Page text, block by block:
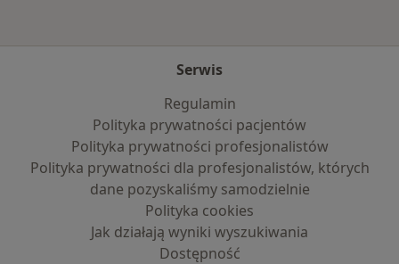
Serwis
Regulamin
Polityka prywatności pacjentów
Polityka prywatności profesjonalistów
Polityka prywatności dla profesjonalistów, których
dane pozyskaliśmy samodzielnie
Polityka cookies
Jak działają wyniki wyszukiwania
Dostępność